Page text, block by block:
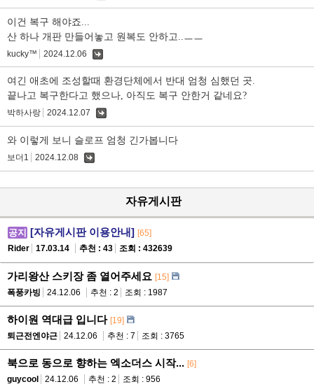
이건 복구 해야죠...
산 하나 개판 만들어놓고 원복도 안하고..ㅡㅡ
kucky™ 2024.12.06
글
여긴 애초에 조성할때 환경단체에서 반대 엄청 심했던 곳.
끝나고 복구한다고 했으나, 아직도 복구 안한거 같네요?
박하사랑 2024.12.07
와 이렇게 보니 슬로프 엄청 긴가봅니다
보더1 2024.12.08
자유게시판
공지 [자유게시판 이용안내] [65]
Rider
17.03.14 추천 : 43 조회 : 432639
가리왕산 스키장 좀 열어주세요 [15]
폭풍카빙
24.12.06 추천 : 2 조회 : 1987
하이원 역대급 입니다 [19]
퇴근전엔야근
24.12.06 추천 : 7 조회 : 3765
북으로 동으로 향하는 엑소더스 시작... [6]
guycool
24.12.06 추천 : 2 조회 : 956